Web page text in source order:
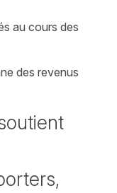
au cours des
des revenus